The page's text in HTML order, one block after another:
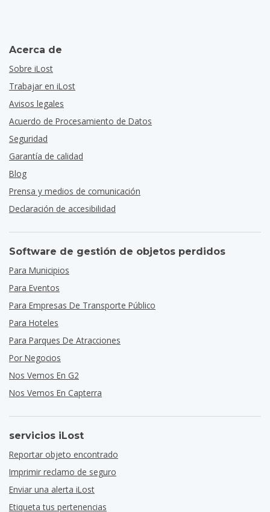
Acerca de
Sobre iLost
Trabajar en iLost
Avisos legales
Acuerdo de Procesamiento de Datos
Seguridad
Garantía de calidad
Blog
Prensa y medios de comunicación
Declaración de accesibilidad
Software de gestión de objetos perdidos
Para Municipios
Para Eventos
Para Empresas De Transporte Público
Para Hoteles
Para Parques De Atracciones
Por Negocios
Nos Vemos En G2
Nos Vemos En Capterra
servicios iLost
Reportar objeto encontrado
Imprimir reclamo de seguro
Enviar una alerta iLost
Etiqueta tus pertenencias